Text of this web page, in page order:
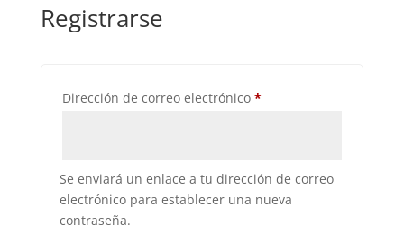
Registrarse
Dirección de correo electrónico *Obligatorio
Se enviará un enlace a tu dirección de correo
electrónico para establecer una nueva
contraseña.